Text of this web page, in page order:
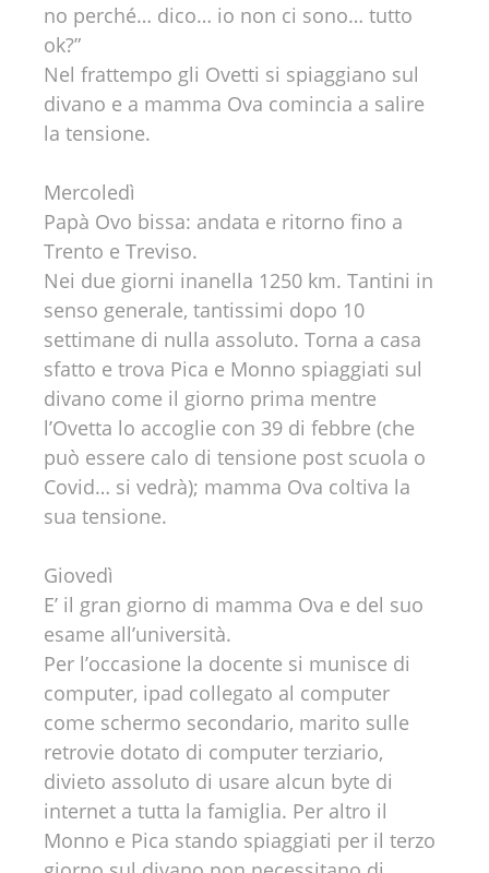
no perché… dico… io non ci sono… tutto
ok?”
Nel frattempo gli Ovetti si spiaggiano sul
divano e a mamma Ova comincia a salire
la tensione.
Mercoledì
Papà Ovo bissa: andata e ritorno fino a
Trento e Treviso.
Nei due giorni inanella 1250 km. Tantini in
senso generale, tantissimi dopo 10
settimane di nulla assoluto. Torna a casa
sfatto e trova Pica e Monno spiaggiati sul
divano come il giorno prima mentre
l’Ovetta lo accoglie con 39 di febbre (che
può essere calo di tensione post scuola o
Covid… si vedrà); mamma Ova coltiva la
sua tensione.
Giovedì
E’ il gran giorno di mamma Ova e del suo
esame all’università.
Per l’occasione la docente si munisce di
computer, ipad collegato al computer
come schermo secondario, marito sulle
retrovie dotato di computer terziario,
divieto assoluto di usare alcun byte di
internet a tutta la famiglia. Per altro il
Monno e Pica stando spiaggiati per il terzo